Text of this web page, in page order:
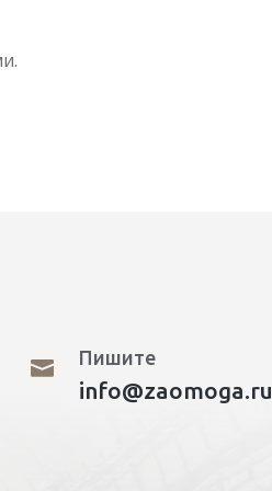
 Пишите
info@zaomoga.ru